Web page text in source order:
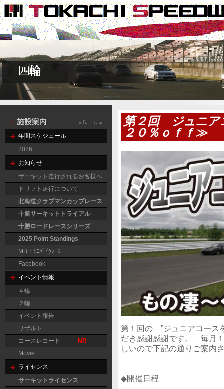
年間スケジュール
2026
お知らせ
サーキット走行されるお客様へ
ドリフト走行について
北海道クラブマンカップレース
十勝サーキットトライアル
十勝ロードレースシリーズ
2025 Point Standings
MB：ﾐﾆﾊﾞｲｸﾚｰｽ
Facebook
イベント情報
４輪
２輪
イベント報告
リザルト
コースレコード
NR
Movie
ライセンス
サーキットライセンス
第２回 ジュニ
２０％ｏｆｆ≫
第１回の ”ジュニアコース
だき感謝感謝です。 毎月
しいので下記の通りご案内
◆開催日程